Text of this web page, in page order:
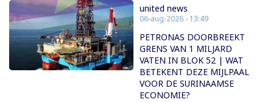
united news
06-aug-2026 - 13:49
PETRONAS DOORBREEKT
GRENS VAN 1 MILJARD
VATEN IN BLOK 52 | WAT
BETEKENT DEZE MIJLPAAL
VOOR DE SURINAAMSE
ECONOMIE?